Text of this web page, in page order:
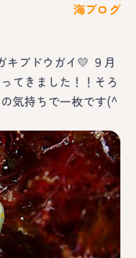
海ブログ
キブドウガイ💛 ９月
てきました！！そろ
気持ちで一枚です(^